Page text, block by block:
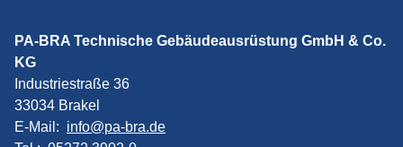
PA-BRA Technische Gebäudeausrüstung GmbH & Co.
KG
Industriestraße 36
33034 Brakel
E-Mail: info@pa-bra.de